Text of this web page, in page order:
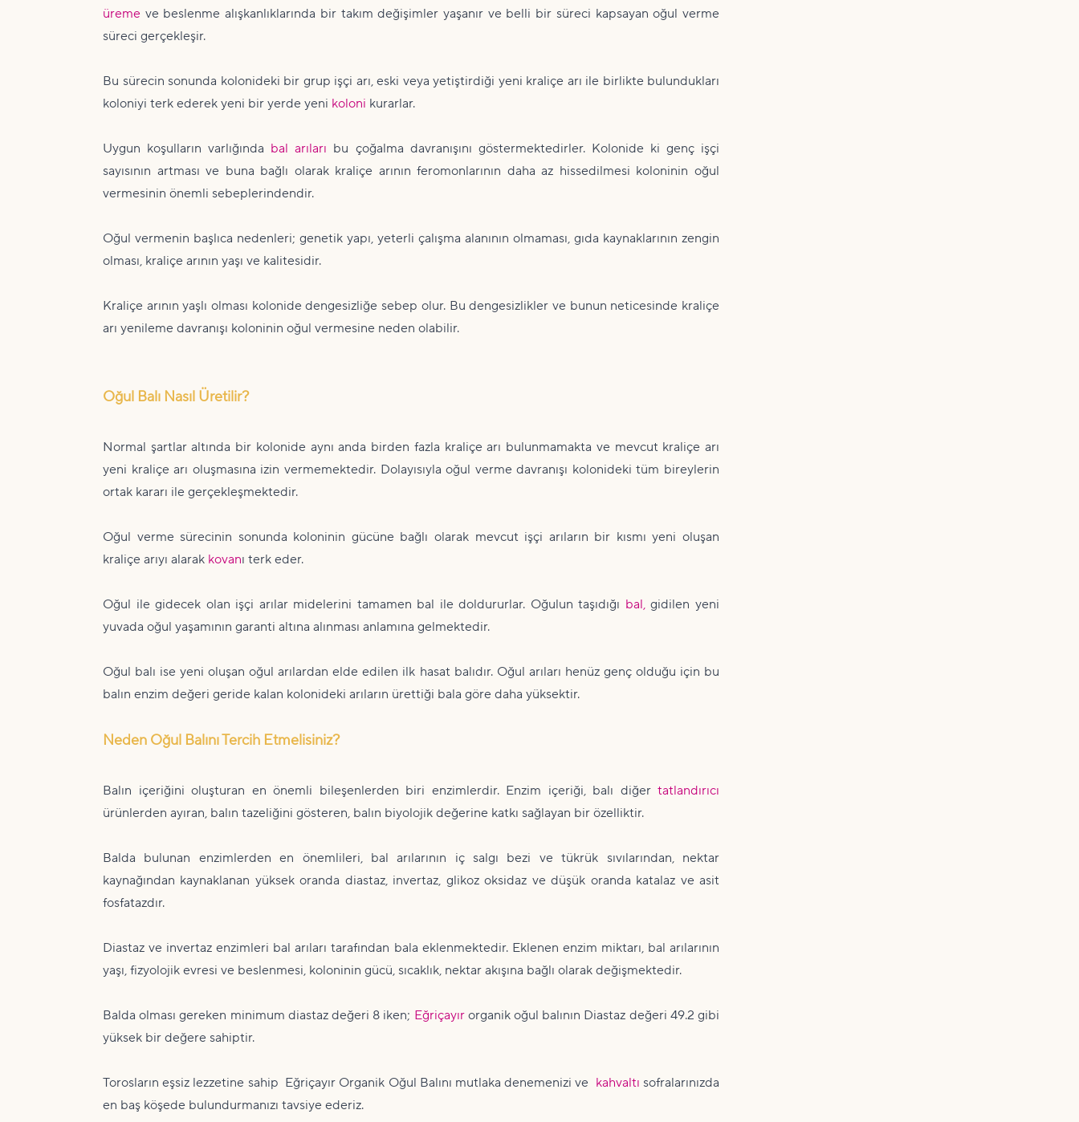
üreme ve beslenme alışkanlıklarında bir takım değişimler yaşanır ve belli bir süreci kapsayan oğul verme
süreci gerçekleşir.
Bu sürecin sonunda kolonideki bir grup işçi arı, eski veya yetiştirdiği yeni kraliçe arı ile birlikte bulundukları
koloniyi terk ederek yeni bir yerde yeni koloni kurarlar.
Uygun koşulların varlığında bal arıları bu çoğalma davranışını göstermektedirler. Kolonide ki genç işçi
sayısının artması ve buna bağlı olarak kraliçe arının feromonlarının daha az hissedilmesi koloninin oğul
vermesinin önemli sebeplerindendir.
Oğul vermenin başlıca nedenleri; genetik yapı, yeterli çalışma alanının olmaması, gıda kaynaklarının zengin
olması, kraliçe arının yaşı ve kalitesidir.
Kraliçe arının yaşlı olması kolonide dengesizliğe sebep olur. Bu dengesizlikler ve bunun neticesinde kraliçe
arı yenileme davranışı koloninin oğul vermesine neden olabilir.
Oğul Balı Nasıl Üretilir?
Normal şartlar altında bir kolonide aynı anda birden fazla kraliçe arı bulunmamakta ve mevcut kraliçe arı
yeni kraliçe arı oluşmasına izin vermemektedir. Dolayısıyla oğul verme davranışı kolonideki tüm bireylerin
ortak kararı ile gerçekleşmektedir.
Oğul verme sürecinin sonunda koloninin gücüne bağlı olarak mevcut işçi arıların bir kısmı yeni oluşan
kraliçe arıyı alarak kovanı terk eder.
Oğul ile gidecek olan işçi arılar midelerini tamamen bal ile doldururlar. Oğulun taşıdığı bal,gidilen yeni
yuvada oğul yaşamının garanti altına alınması anlamına gelmektedir.
Oğul balı ise yeni oluşan oğul arılardan elde edilen ilk hasat balıdır. Oğul arıları henüz genç olduğu için bu
balın enzim değeri geride kalan kolonideki arıların ürettiği bala göre daha yüksektir.
Neden Oğul Balını Tercih Etmelisiniz?
Balın içeriğini oluşturan en önemli bileşenlerden biri enzimlerdir. Enzim içeriği, balı diğer tatlandırıcı
ürünlerden ayıran, balın tazeliğini gösteren, balın biyolojik değerine katkı sağlayan bir özelliktir.
Balda bulunan enzimlerden en önemlileri, bal arılarının iç salgı bezi ve tükrük sıvılarından, nektar
kaynağından kaynaklanan yüksek oranda diastaz, invertaz, glikoz oksidaz ve düşük oranda katalaz ve asit
fosfatazdır.
Diastaz ve invertaz enzimleri bal arıları tarafından bala eklenmektedir. Eklenen enzim miktarı, bal arılarının
yaşı, fizyolojik evresi ve beslenmesi, koloninin gücü, sıcaklık, nektar akışına bağlı olarak değişmektedir.
Balda olması gereken minimum diastaz değeri 8 iken; Eğriçayırorganik oğul balının Diastaz değeri 49.2 gibi
yüksek bir değere sahiptir.
Torosların eşsiz lezzetine sahip Eğriçayır Organik Oğul Balını mutlaka denemenizi ve kahvaltı sofralarınızda
en baş köşede bulundurmanızı tavsiye ederiz.